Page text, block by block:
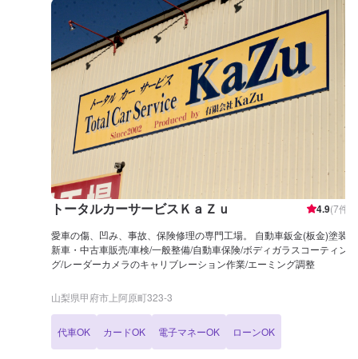
トータルカーサービスＫａＺｕ 4.9(7件)
愛車の傷、凹み、事故、保険修理の専門工場。 自動車鈑金(板金)塗装/
新車・中古車販売/車検/一般整備/自動車保険/ボディガラスコーティン
グ/レーダーカメラのキャリブレーション作業/エーミング調整
山梨県甲府市上阿原町323-3
代車OK カードOK 電子マネーOK ローンOK